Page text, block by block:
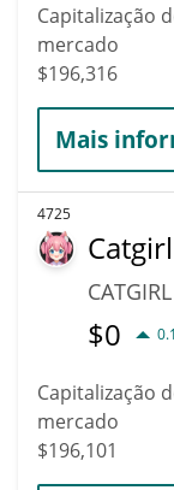
Capitalização
mercado
$196,316
Mais
4725
Catgirl
CATGIRL
$0
Capitalização
mercado
$196,101